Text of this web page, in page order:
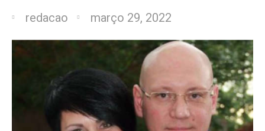
redacao março 29, 2022